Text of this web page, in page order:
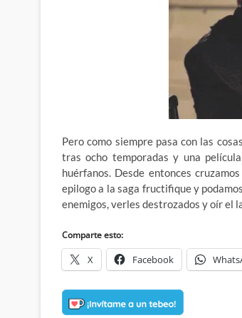
Pero como siempre pasa con las
tras ocho temporadas y una
huérfanos. Desde entonces
epilogo a la saga fructifique y
enemigos, verles destrozados y oír el
Comparte esto:
X Facebook